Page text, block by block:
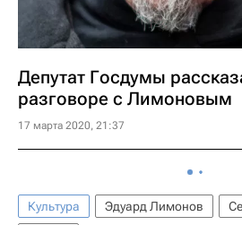
Депутат Госдумы
разговоре с Лимоновым
17 марта 2020, 21:37
Культура Эдуард Лимонов